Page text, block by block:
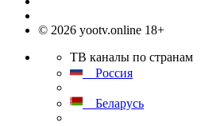
© 2026 yootv.online 18+
ТВ каналы по странам
Россия
Беларусь